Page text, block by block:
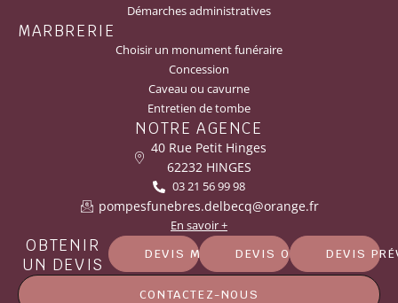
Démarches administratives
MARBRERIE
Choisir un monument funéraire
Concession
Caveau ou cavurne
Entretien de tombe
NOTRE AGENCE
40 Rue Petit Hinges
62232 HINGES
03 21 56 99 98
pompesfunebres.delbecq@orange.fr
En savoir +
OBTENIR
UN DEVIS
DEVIS MARBRERIEDEVIS OBSÈQUES
DEVIS
CONTACTEZ-NOUS